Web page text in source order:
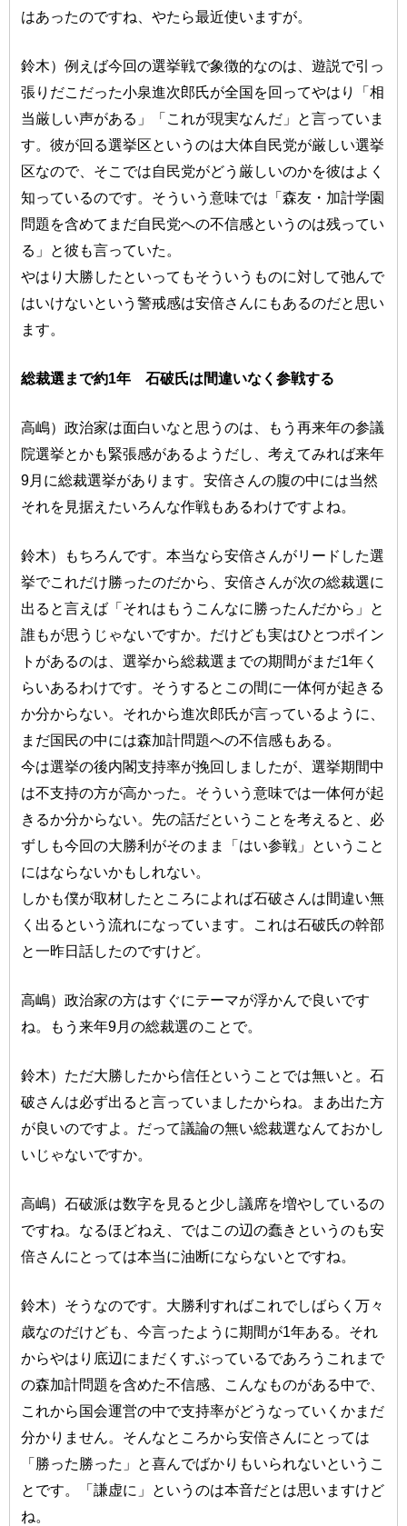
はあったのですね、やたら最近使いますが。
鈴木）例えば今回の選挙戦で象徴的なのは、遊説で引っ
張りだこだった小泉進次郎氏が全国を回ってやはり「相
当厳しい声がある」「これが現実なんだ」と言っていま
す。彼が回る選挙区というのは大体自民党が厳しい選挙
区なので、そこでは自民党がどう厳しいのかを彼はよく
知っているのです。そういう意味では「森友・加計学園
問題を含めてまだ自民党への不信感というのは残ってい
る」と彼も言っていた。
やはり大勝したといってもそういうものに対して弛んで
はいけないという警戒感は安倍さんにもあるのだと思い
ます。
総裁選まで約1年 石破氏は間違いなく参戦する
高嶋）政治家は面白いなと思うのは、もう再来年の参議
院選挙とかも緊張感があるようだし、考えてみれば来年
9月に総裁選挙があります。安倍さんの腹の中には当然
それを見据えたいろんな作戦もあるわけですよね。
鈴木）もちろんです。本当なら安倍さんがリードした選
挙でこれだけ勝ったのだから、安倍さんが次の総裁選に
出ると言えば「それはもうこんなに勝ったんだから」と
誰もが思うじゃないですか。だけども実はひとつポイン
トがあるのは、選挙から総裁選までの期間がまだ1年く
らいあるわけです。そうするとこの間に一体何が起きる
か分からない。それから進次郎氏が言っているように、
まだ国民の中には森加計問題への不信感もある。
今は選挙の後内閣支持率が挽回しましたが、選挙期間中
は不支持の方が高かった。そういう意味では一体何が起
きるか分からない。先の話だということを考えると、必
ずしも今回の大勝利がそのまま「はい参戦」ということ
にはならないかもしれない。
しかも僕が取材したところによれば石破さんは間違い無
く出るという流れになっています。これは石破氏の幹部
と一昨日話したのですけど。
高嶋）政治家の方はすぐにテーマが浮かんで良いです
ね。もう来年9月の総裁選のことで。
鈴木）ただ大勝したから信任ということでは無いと。石
破さんは必ず出ると言っていましたからね。まあ出た方
が良いのですよ。だって議論の無い総裁選なんておかし
いじゃないですか。
高嶋）石破派は数字を見ると少し議席を増やしているの
ですね。なるほどねえ、ではこの辺の蠢きというのも安
倍さんにとっては本当に油断にならないとですね。
鈴木）そうなのです。大勝利すればこれでしばらく万々
歳なのだけども、今言ったように期間が1年ある。それ
からやはり底辺にまだくすぶっているであろうこれまで
の森加計問題を含めた不信感、こんなものがある中で、
これから国会運営の中で支持率がどうなっていくかまだ
分かりません。そんなところから安倍さんにとっては
「勝った勝った」と喜んでばかりもいられないというこ
とです。「謙虚に」というのは本音だとは思いますけど
ね。